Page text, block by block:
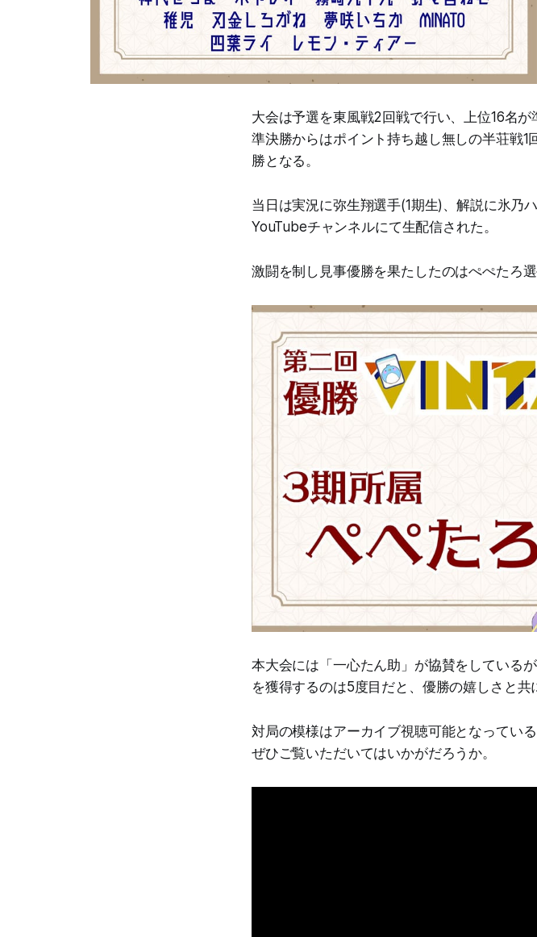
大会は予選を東風戦2回戦で行い、上位16名が
準決勝からはポイント持ち越し無しの半荘戦
勝となる。
当日は実況に弥生翔選手(1期生)、解説に氷乃
YouTubeチャンネルにて生配信された。
激闘を制し見事優勝を果たしたのはぺぺたろ
本大会には「一心たん助」が協賛をしている
を獲得するのは5度目だと、優勝の嬉しさと共
対局の模様はアーカイブ視聴可能となっている
ぜひご覧いただいてはいかがだろうか。